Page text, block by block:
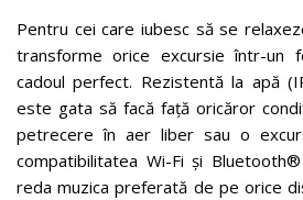
Pentru cei care iubesc să se
transforme orice excursie într-un
cadoul perfect. Rezistentă la apă
este gata să facă față oricăror
petrecere în aer liber sau o
compatibilitatea Wi-Fi și
reda muzica preferată de pe orice